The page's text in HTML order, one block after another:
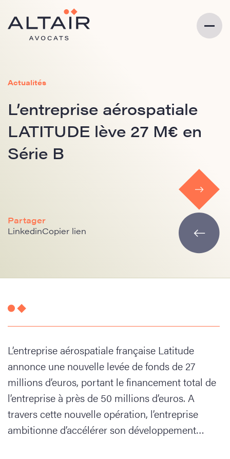
Actualités
L’entreprise aérospatiale
LATITUDE lève 27 M€ en
Série B
Partager
LinkedinCopier lien
L’entreprise aérospatiale française Latitude
annonce une nouvelle levée de fonds de 27
millions d’euros, portant le financement total de
l’entreprise à près de 50 millions d’euros. A
travers cette nouvelle opération, l’entreprise
ambitionne d’accélérer son développement…